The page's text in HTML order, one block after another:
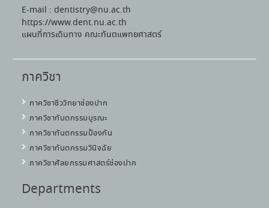
E-mail : dentistry@nu.ac.th
https://www.dent.nu.ac.th
แผนที่การเดินทาง คณะทันตแพทยศาสตร์
ภาควิชา
ภาควิชาชีววิทยาช่องปาก
ภาควิชาทันตกรรมบูรณะ
ภาควิชาทันตกรรมป้องกัน
ภาควิชาทันตกรรมวินิจฉัย
ภาควิชาศัลยกรรมศาสตร์ช่องปาก
Departments